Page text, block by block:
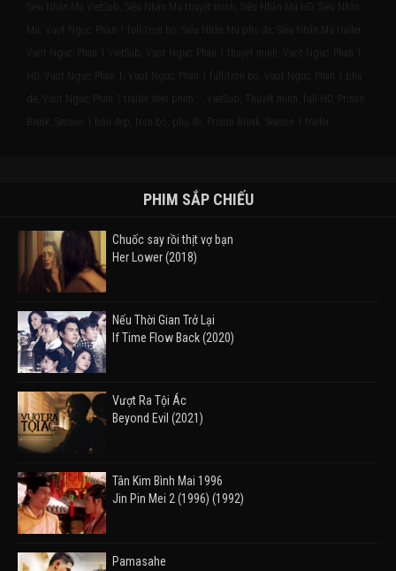
Siêu Nhân Mù VietSub, Siêu Nhân Mù thuyết minh, Siêu Nhân Mù HD, Siêu Nhân
Mù, Vượt Ngục: Phần 1 full/trọn bộ, Siêu Nhân Mù phụ đề, Siêu Nhân Mù trailer,
Vuot Nguc: Phan 1 VietSub, Vuot Nguc: Phan 1 thuyet minh, Vuot Nguc: Phan 1
HD, Vuot Nguc: Phan 1, Vuot Nguc: Phan 1 full/tron bo, Vuot Nguc: Phan 1 phu
de, Vuot Nguc: Phan 1 trailer Xem phim , , VietSub, Thuyết minh, full HD, Prison
Break: Season 1 bản đẹp, trọn bộ, phụ đề, Prison Break: Season 1 trailer
PHIM SẮP CHIẾU
Chuốc say rồi thịt vợ bạn
Her Lower (2018)
Nếu Thời Gian Trở Lại
If Time Flow Back (2020)
Vượt Ra Tội Ác
Beyond Evil (2021)
Tân Kim Bình Mai 1996
Jin Pin Mei 2 (1996) (1992)
Pamasahe